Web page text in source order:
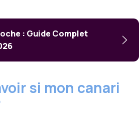
: Guide Complet
si mon canari